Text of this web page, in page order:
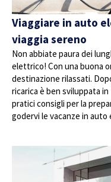
Viaggiare in auto
viaggia sereno
Non abbiate paura dei
elettrico! Con una buona
destinazione rilassati.
ricarica è ben sviluppata
pratici consigli per la
godervi le vacanze in